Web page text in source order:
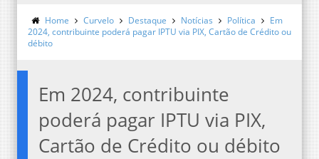
Home Curvelo Destaque Notícias Política
Em
2024, contribuinte poderá pagar IPTU via PIX, Cartão de Crédito ou
débito
Em 2024, contribuinte
poderá pagar IPTU via PIX,
Cartão de Crédito ou débito